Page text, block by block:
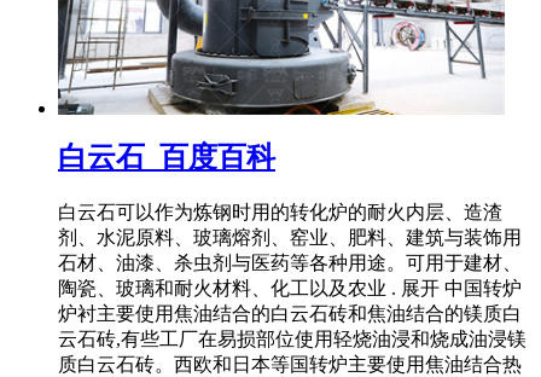
白云石_百度百科
白云石可以作为炼钢时用的转化炉的耐火内层、造渣
剂、水泥原料、玻璃熔剂、窑业、肥料、建筑与装饰用
石材、油漆、杀虫剂与医药等各种用途。可用于建材、
陶瓷、玻璃和耐火材料、化工以及农业 . 展开 中国转炉
炉衬主要使用焦油结合的白云石砖和焦油结合的镁质白
云石砖,有些工厂在易损部位使用轻烧油浸和烧成油浸镁
质白云石砖。西欧和日本等国转炉主要使用焦油结合热